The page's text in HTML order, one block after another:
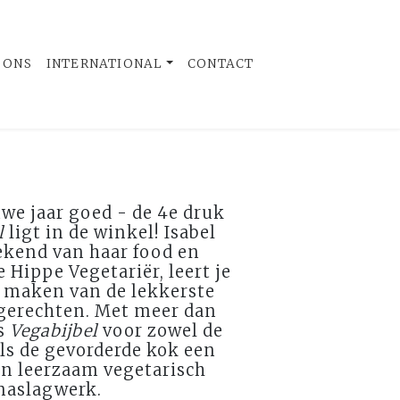
INTERNATIONAL CONTACT
jaar goed - de 4e druk
ligt in de winkel! Isabel
van haar food en
Hippe Vegetariër, leert je
van de lekkerste
Met meer dan
Vegabijbel voor zowel de
de gevorderde kok een
leerzaam vegetarisch